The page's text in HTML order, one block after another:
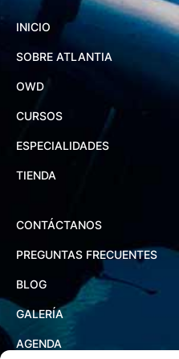
INICIO
SOBRE ATLANTIA
OWD
CURSOS
ESPECIALIDADES
TIENDA
CONTÁCTANOS
PREGUNTAS FRECUENTES
BLOG
GALERÍA
AGENDA